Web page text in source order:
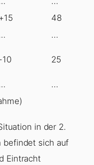
48
…
10 25
…
in der 2.
befindet sich auf
Eintracht